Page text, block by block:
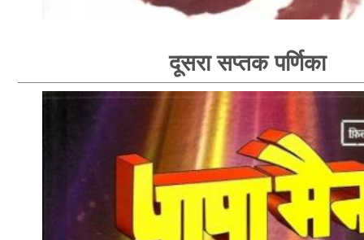
दूसरा सप्तक पर्णिका